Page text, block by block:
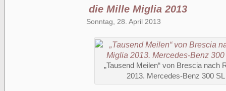
die Mille Miglia 2013
Sonntag, 28. April 2013
„Tausend Meilen“ von Brescia nach
2013. Mercedes-Benz 300